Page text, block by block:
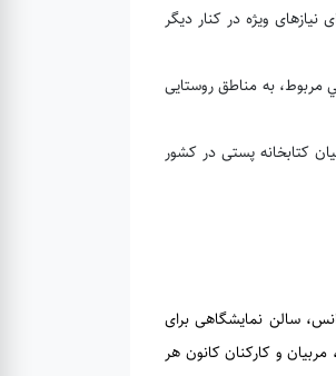
نیازهای ویژه در کنار دیگر
مربوط، به مناطق روستايی
کتابخانه پستی در کشور
سالن نمایشگاهی برای
و کارکنان کانون هر